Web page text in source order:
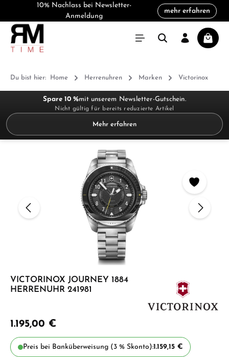
10% Nachlass bei Newsletter-
Anmeldung
mehr erfahren
Du bist hier: Home Herrenuhren Marken Victorinox
Spare 10 %mit unserem Newsletter-Gutschein.
Nicht gültig für bereits reduzierte Artikel
Mehr erfahren
Bildergalerie überspringen
VICTORINOX JOURNEY 1884
HERRENUHR 241981
1.195,00 €
Preis bei Banküberweisung (3 % Skonto):1.159,15 €